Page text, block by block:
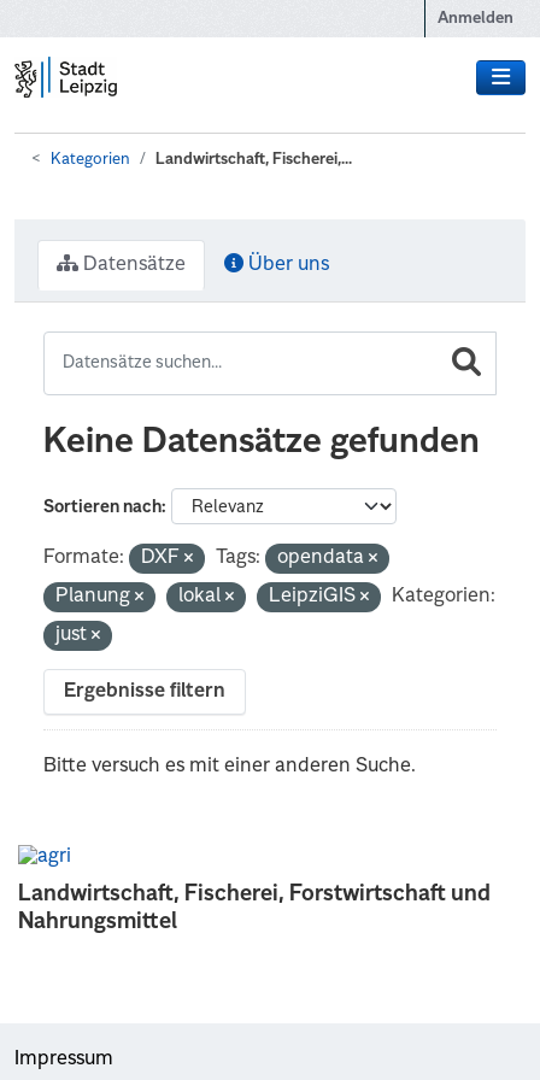
Anmelden
Kategorien Landwirtschaft, Fischerei,...
Landwirtschaft, Fischerei, Forstwirtschaft und
Nahrungsmittel
Datensätze Über uns
Keine Datensätze gefunden
Sortieren nach
Formate: DXF Tags:
opendata
Planung
lokal LeipziGIS
Kategorien:
just
Ergebnisse filtern
Bitte versuch es mit einer anderen Suche.
Impressum